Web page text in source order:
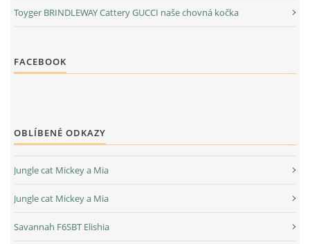
Toyger BRINDLEWAY Cattery GUCCI naše chovná kočka
FACEBOOK
OBLÍBENÉ ODKAZY
Jungle cat Mickey a Mia
Jungle cat Mickey a Mia
Savannah F6SBT Elishia